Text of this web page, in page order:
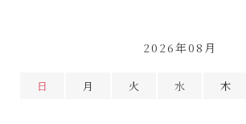
2026年08月
日 月 火 水 木